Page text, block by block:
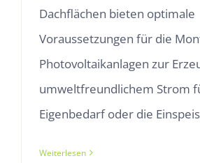
Dachflächen bieten optimale
Voraussetzungen für die
Photovoltaikanlagen zur
umweltfreundlichem Strom
Eigenbedarf oder die
Weiterlesen